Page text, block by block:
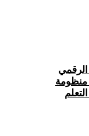
الرقمي
منظومة